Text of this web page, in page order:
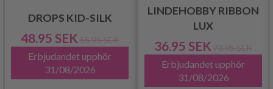
DROPS KID-SILK
48.95 SEK 55.95 SEK
Erbjudandet upphör
31/08/2026
LINDEHOBBY RIBBON
LUX
36.95 SEK 73.95 SEK
Erbjudandet upphör
31/08/2026